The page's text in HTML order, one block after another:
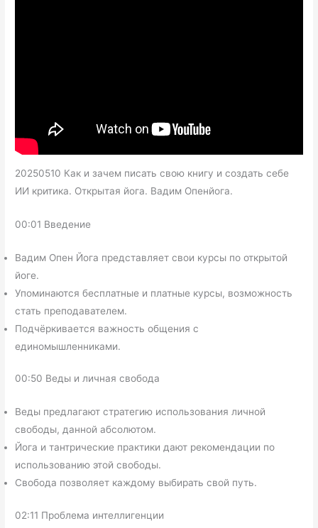
20250510 Как и зачем писать свою книгу и создать себе
ИИ критика. Открытая йога. Вадим Опенйога.
00:01 Введение
Вадим Опен Йога представляет свои курсы по открытой
йоге.
Упоминаются бесплатные и платные курсы, возможность
стать преподавателем.
Подчёркивается важность общения с
единомышленниками.
00:50 Веды и личная свобода
Веды предлагают стратегию использования личной
свободы, данной абсолютом.
Йога и тантрические практики дают рекомендации по
использованию этой свободы.
Свобода позволяет каждому выбирать свой путь.
02:11 Проблема интеллигенции